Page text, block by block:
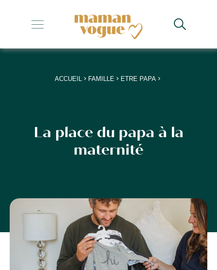
+
+
+
+
ACCUEIL > FAMILLE > ETRE PAPA >
La place du papa à la
maternité